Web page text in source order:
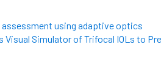
using adaptive optics
Visual Simulator of Trifocal IOLs to